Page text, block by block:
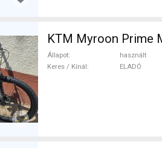
KTM Myroon Prime
Állapot
használt
Keres / Kínál
ELADÓ